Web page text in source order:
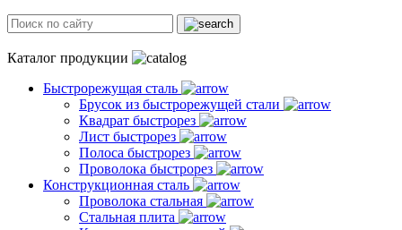
Каталог продукции
Быстрорежущая сталь
Брусок из быстрорежущей стали
Квадрат быстрорез
Лист быстрорез
Полоса быстрорез
Проволока быстрорез
Конструкционная сталь
Проволока стальная
Стальная плита